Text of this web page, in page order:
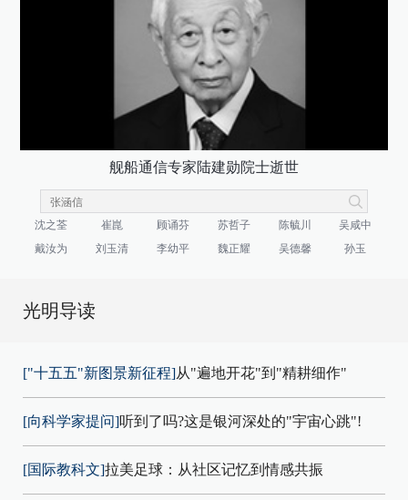
舰船通信专家陆建勋院士逝世
沈之荃 崔崑 顾诵芬 苏哲子 陈毓川
吴咸中
戴汝为
刘玉清 李幼平 魏正耀 吴德馨 孙玉
光明导读
["十五五"新图景新征程]从"遍地开花"到"精耕细作"
[向科学家提问]听到了吗?这是银河深处的"宇宙心跳"!
[国际教科文]拉美足球：从社区记忆到情感共振